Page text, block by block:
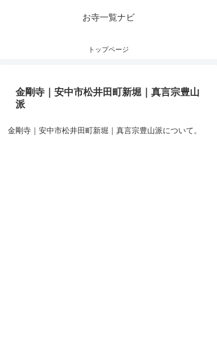
お寺一覧ナビ
トップページ
金剛寺｜安中市松井田町新堀｜真言宗豊山
派
金剛寺｜安中市松井田町新堀｜真言宗豊山派について。